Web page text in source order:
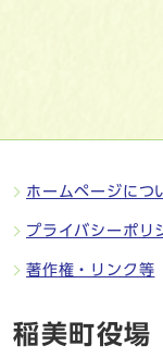
ホームページにつ
プライバシーポリ
著作権・リンク等
稲美町役場